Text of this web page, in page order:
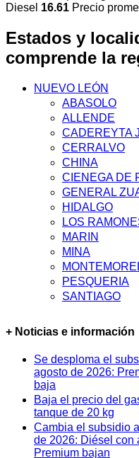
Diesel 16.61 Precio
Estados y
comprende la
NUEVO LEÓN
ABASOLO
ALLENDE
CADEREYTA
CERRALVO
CHINA
CIENEGA DE
GENERAL
HIDALGO
LOS
MARIN
MINA
PESQUERIA
SANTIAGO
+ Noticias e información
Se desploma el
agosto de 2026:
baja
Baja el precio del
tanque de 20 kg
Cambia el subsidio
de 2026: Diésel con
Premium bajan